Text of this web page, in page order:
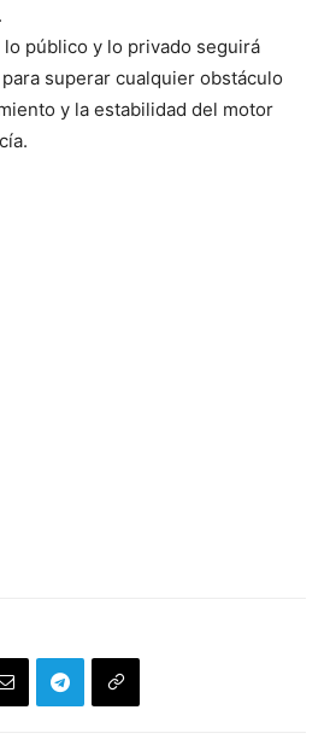
público y lo privado seguirá
superar cualquier obstáculo
y la estabilidad del motor